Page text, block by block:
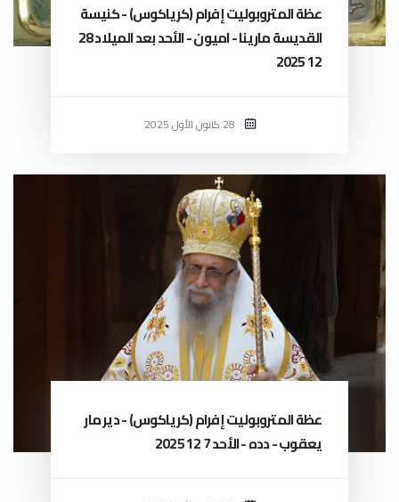
عظة المتروبوليت إفرام (كرياكوس) - كنيسة
القديسة مارينا - اميون - الأحد بعد الميلاد 28
12 2025
عظة المتروبوليت إفرام (كرياكوس) - دير مار
يعقوب - دده - الأحد 7 12 2025